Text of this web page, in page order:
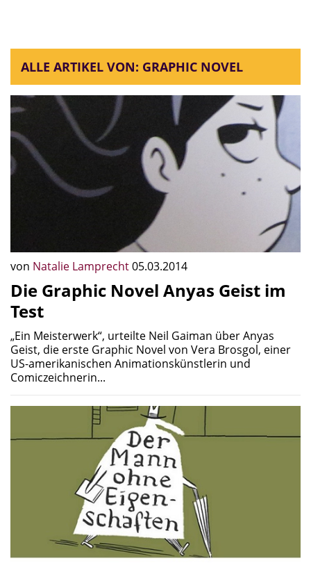
ALLE ARTIKEL VON: GRAPHIC NOVEL
von Natalie Lamprecht05.03.2014
Die Graphic Novel Anyas Geist im
Test
„Ein Meisterwerk“, urteilte Neil Gaiman über Anyas
Geist, die erste Graphic Novel von Vera Brosgol, einer
US-amerikanischen Animationskünstlerin und
Comiczeichnerin...